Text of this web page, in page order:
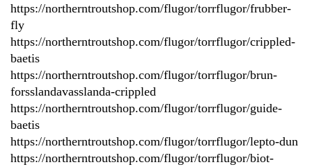
https://northerntroutshop.com/flugor/torrflugor/frubber-
fly
https://northerntroutshop.com/flugor/torrflugor/crippled-
baetis
https://northerntroutshop.com/flugor/torrflugor/brun-
forsslandavasslanda-crippled
https://northerntroutshop.com/flugor/torrflugor/guide-
baetis
https://northerntroutshop.com/flugor/torrflugor/lepto-dun
https://northerntroutshop.com/flugor/torrflugor/biot-